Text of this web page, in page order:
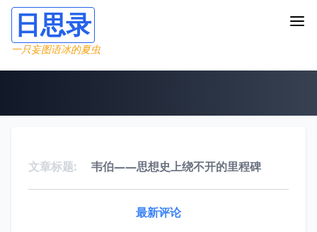
日思录
一只妄图语冰的夏虫
文章标题: 韦伯——思想史上绕不开的里程碑
最新评论